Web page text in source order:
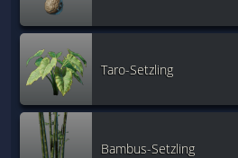
Taro-Setzling
Bambus-Setzling